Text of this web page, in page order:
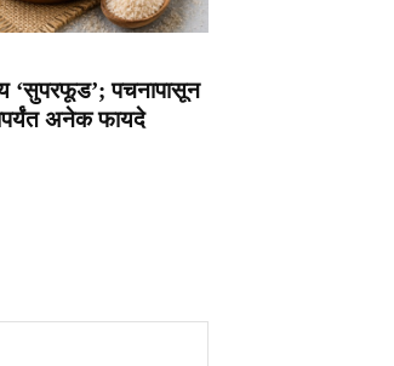
‘सुपरफूड’; पचनापासून
अनेक फायदे